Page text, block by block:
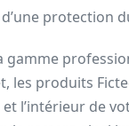
protection
gamme
les produits
l’intérieur de